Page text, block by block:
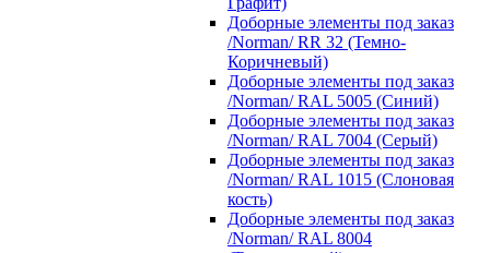
Доборные элементы под заказ
/Norman/ RR 32 (Темно-
Коричневый)
Доборные элементы под заказ
/Norman/ RAL 5005 (Синий)
Доборные элементы под заказ
/Norman/ RAL 7004 (Серый)
Доборные элементы под заказ
/Norman/ RAL 1015 (Слоновая
кость)
Доборные элементы под заказ
/Norman/ RAL 8004